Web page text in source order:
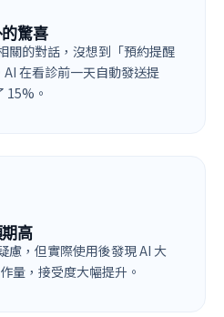
驚喜
關的對話，沒想到「預約提醒
在看診前一天自動發送提
15%。
高
慮，但實際使用後發現 AI 大
量，接受度大幅提升。